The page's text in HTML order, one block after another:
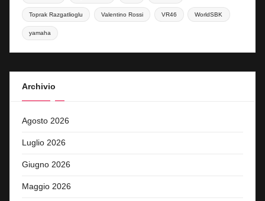
Toprak Razgatlioglu Valentino Rossi VR46 WorldSBK
yamaha
Archivio
Agosto 2026
Luglio 2026
Giugno 2026
Maggio 2026